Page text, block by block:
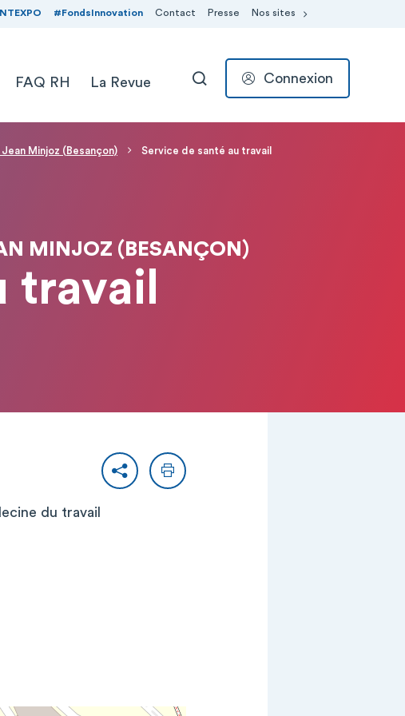
#FondsInnovation Contact Presse Nos sites
FAQ RH La Revue RECHERCHER
Connexion
Minjoz (Besançon) Service de santé au travail
MINJOZ (BESANÇON)
travail
PartagerImprimer
du travail